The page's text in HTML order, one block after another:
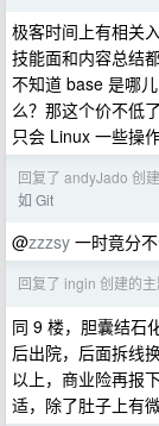
极客时间上有相关
技能面和内容总结都
不知道 base 是哪
么？那这个价不低
只会 Linux 一些操
回复了 andyJado 创
如 Git
@zzzsy 一时竟分
回复了 ingin 创建的
同 9 楼，胆囊结石
后出院，后面拆线
以上，商业险再报
适，除了肚子上有